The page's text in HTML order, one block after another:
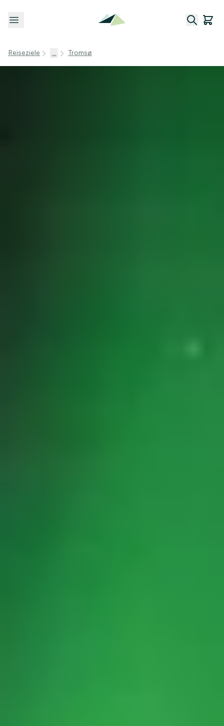
Menü öffnen
Reiseziele ... Tromsø